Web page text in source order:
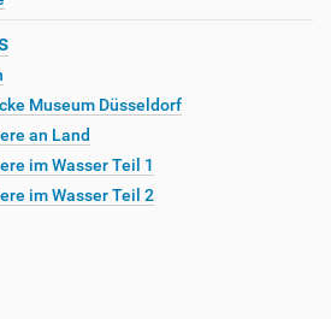
Museum Düsseldorf
an Land
im Wasser Teil 1
im Wasser Teil 2